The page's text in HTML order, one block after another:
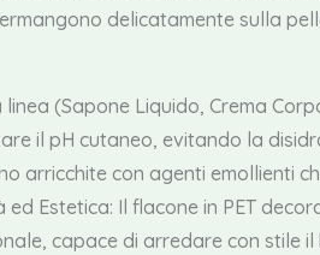
delicatamente sulla
(Sapone Liquido, Crema
il pH cutaneo, evitando la
arricchite con agenti emollienti
ed Estetica: Il flacone in PET
capace di arredare con stile il